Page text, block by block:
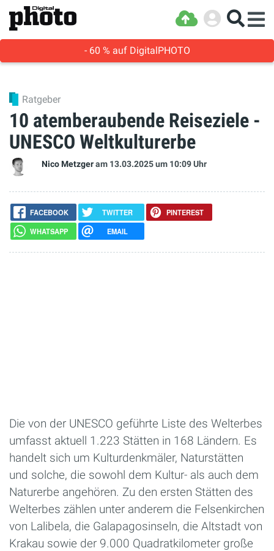
- 60 % auf DigitalPHOTO
Ratgeber
10 atemberaubende Reiseziele -
UNESCO Weltkulturerbe
Nico Metzgeram 13.03.2025um 10:09 Uhr
FACEBOOK TWITTER
PINTEREST
WHATSAPP
EMAIL
Die von der UNESCO geführte Liste des Welterbes
umfasst aktuell 1.223 Stätten in 168 Ländern. Es
handelt sich um Kulturdenkmäler, Naturstätten
und solche, die sowohl dem Kultur- als auch dem
Naturerbe angehören. Zu den ersten Stätten des
Welterbes zählen unter anderem die Felsenkirchen
von Lalibela, die Galapagosinseln, die Altstadt von
Krakau sowie der 9.000 Quadratkilometer große